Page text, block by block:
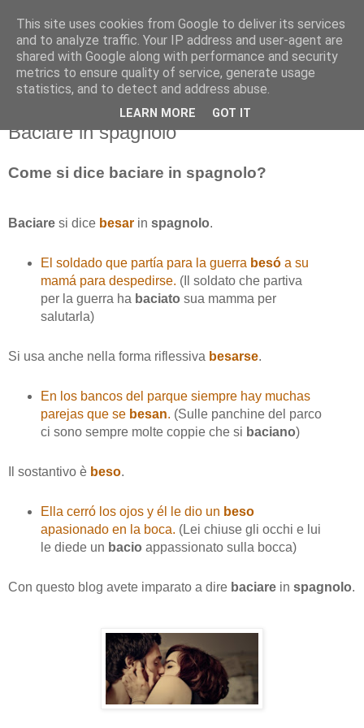
martedì 15 dicembre 2015
Baciare in spagnolo
Come si dice baciare in spagnolo?
Baciare si dice besar in spagnolo.
El soldado que partía para la guerra besó a su
mamá para despedirse. (Il soldato che partiva
per la guerra ha baciato sua mamma per
salutarla)
Si usa anche nella forma riflessiva besarse.
En los bancos del parque siempre hay muchas
parejas que se besan. (Sulle panchine del parco
ci sono sempre molte coppie che si baciano)
Il sostantivo è beso.
Ella cerró los ojos y él le dio un beso
apasionado en la boca. (Lei chiuse gli occhi e lui
le diede un bacio appassionato sulla bocca)
Con questo blog avete imparato a dire baciare in spagnolo.
This site uses cookies from Google to deliver its services
and to analyze traffic. Your IP address and user-agent are
shared with Google along with performance and security
metrics to ensure quality of service, generate usage
statistics, and to detect and address abuse.
LEARN MORE GOT IT